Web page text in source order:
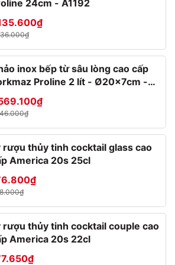
dính Stoneline Chất
trình sản xuất toàn cầu
24cm - A1192
inox bếp từ sâu lòng cao cấp
Proline 2 lít - Ø20x7cm -
rượu thủy tinh cocktail glass cao
America 20s 25cl
rượu thủy tinh cocktail couple cao
America 20s 22cl